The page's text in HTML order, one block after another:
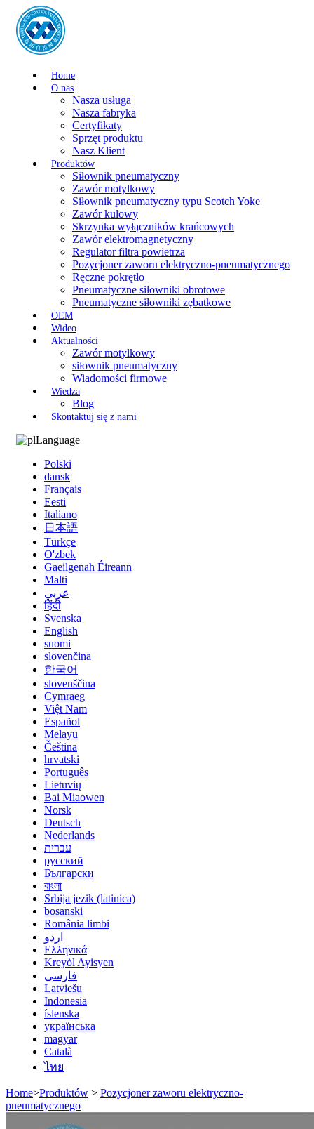
Home
O nas
Nasza usługa
Nasza fabryka
Certyfikaty
Sprzęt produktu
Nasz Klient
Produktów
Siłownik pneumatyczny
Zawór motylkowy
Siłownik pneumatyczny typu Scotch Yoke
Zawór kulowy
Skrzynka wyłączników krańcowych
Zawór elektromagnetyczny
Regulator filtra powietrza
Pozycjoner zaworu elektryczno-pneumatycznego
Ręczne pokrętło
Pneumatyczne siłowniki obrotowe
Pneumatyczne siłowniki zębatkowe
OEM
Wideo
Aktualności
Zawór motylkowy
siłownik pneumatyczny
Wiadomości firmowe
Wiedza
Blog
Skontaktuj się z nami
Language
Polski
dansk
Français
Eesti
Italiano
日本語
Türkçe
O'zbek
Gaeilgenah Éireann
Malti
عربي
हिंदी
Svenska
English
suomi
slovenčina
한국어
slovenščina
Cymraeg
Việt Nam
Español
Melayu
Čeština
hrvatski
Português
Lietuvių
Bai Miaowen
Norsk
Deutsch
Nederlands
עברית
русский
Български
বাংলা
Srbija jezik (latinica)
bosanski
România limbi
اردو
Ελληνικά
Kreyòl Ayisyen
فارسی
Latviešu
Indonesia
íslenska
українська
magyar
Català
ไทย
Home>Produktów > Pozycjoner zaworu elektryczno-
pneumatycznego